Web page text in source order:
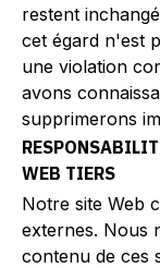
restent
cet égard n'est
une violation
avons
supprimerons
WEB TIERS
Notre site Web
externes. Nous
contenu de ces